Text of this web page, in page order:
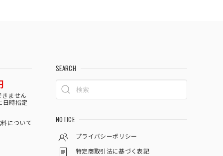
きません
日時指定
について
SEARCH
NOTICE
プライバシーポリシー
特定商取引法に基づく表記